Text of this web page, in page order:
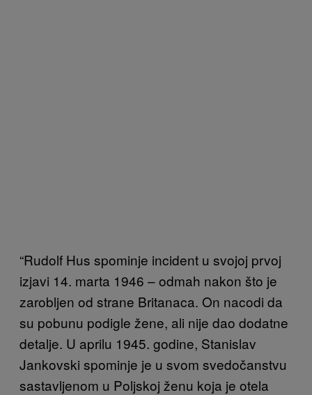
“Rudolf Hus spominje incident u svojoj prvoj
izjavi 14. marta 1946 – odmah nakon što je
zarobljen od strane Britanaca. On nacodi da
su pobunu podigle žene, ali nije dao dodatne
detalje. U aprilu 1945. godine, Stanislav
Jankovski spominje je u svom svedočanstvu
sastavljenom u Poljskoj ženu koja je otela